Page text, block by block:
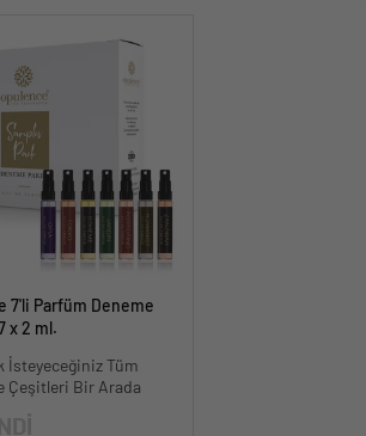
7'li Parfüm Deneme
x 2 ml.
İsteyeceğiniz Tüm
Çeşitleri Bir Arada